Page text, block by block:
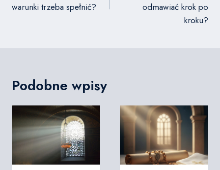
warunki trzeba spełnić?
odmawiać krok po
kroku?
Podobne wpisy